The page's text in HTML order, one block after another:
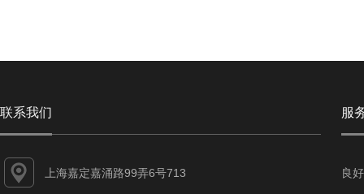
联系我们
上海嘉定嘉涌路99弄6号713
服
良